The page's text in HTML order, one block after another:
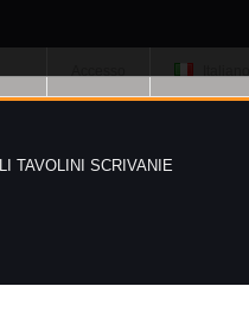
TAVOLINI SCRIVANIE